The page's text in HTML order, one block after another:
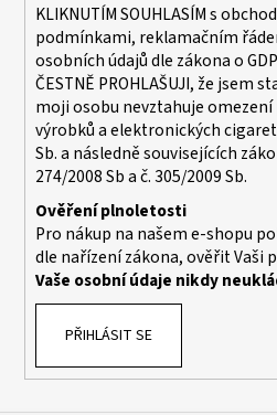
KLIKNUTÍM SOUHLASÍM s
podmínkami, reklamačním
osobních údajů dle zákona o
ČESTNĚ PROHLAŠUJI, že jsem
moji osobu nevztahuje
výrobků a elektronických
Sb. a následně souvisejících
274/2008 Sb a č. 305/2009 Sb.
Ověření plnoletosti
Pro nákup na našem e-shopu
dle nařízení zákona, ověřit Vaši
Vaše osobní údaje nikdy
PŘIHLÁSIT SE